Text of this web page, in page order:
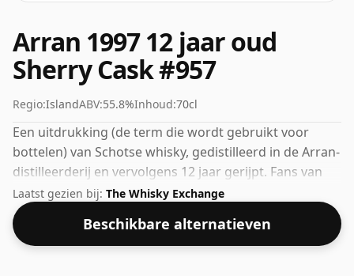
Arran 1997 12 jaar oud
Sherry Cask #957
Regio:IslandABV:55.8%Inhoud:70cl
Een uitdrukking (de term die wordt gebruikt voor
bottelen) van Schotse whisky, gedistilleerd in de Arran-
distilleerderij en vervolgens 12 jaar gerijpt. Fans van
whisky's met een hogere sterkte zullen niet
teleurgesteld worden door deze botteling, die een
alcoholpercentage van 55,8% heeft.
Laatst gezien bij: The Whisky Exchange
Beschikbare alternatieven